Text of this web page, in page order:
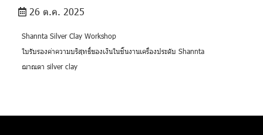
26 ต.ค. 2025
Shannta Silver Clay Workshop
ใบรับรองค่าความบริสุทธิ์ของเงินในชิ้นงานเครื่องประดับ Shannta
ฌาณตา silver clay